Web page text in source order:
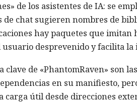
de los asistentes de IA: se
de chat sugieren nombres de
hay paquetes que
usuario desprevenido y facilita
clave de «PhantomRaven» son
en su manifiesto,
carga útil desde direcciones